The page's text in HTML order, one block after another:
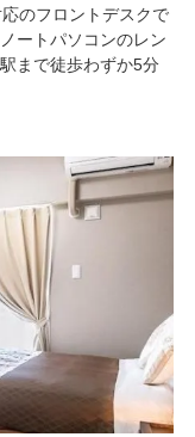
のフロントデスクで
ートパソコンのレン
まで徒歩わずか5分